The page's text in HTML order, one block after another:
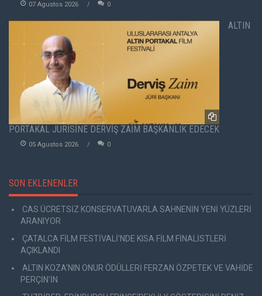
07 Agustos 2026 0
ALTIN
PORTAKAL JÜRİSİNE DERVİŞ ZAİM BAŞKANLIK EDECEK
05 Agustos 2026 0
SON EKLENENLER
CAS ÜCRETSİZ KONSERVATUVARLA SAHNENİN YENİ YÜZLERİ
ARANIYOR
ÇATALCA FİLM FESTİVALİ'NDE KISA FİLM FİNALİSTLERİ
AÇIKLANDI
ALTIN KOZA'NIN ONUR ÖDÜLLERİ FERZAN ÖZPETEK VE VAHİDE
PERÇİN'İN